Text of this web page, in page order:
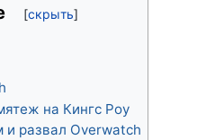
на Кингс Роу
и развал Overwatch